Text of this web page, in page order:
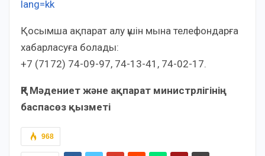
lang=kk
Қосымша ақпарат алу үшін мына телефондарға
хабарласуға болады:
+7 (7172) 74-09-97, 74-13-41, 74-02-17.
ҚР Мәдениет және ақпарат министрлігінің
баспасөз қызметі
968